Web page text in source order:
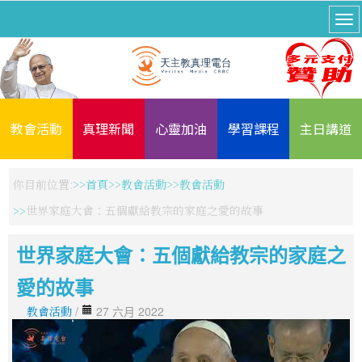
教會活動 真理新聞 心靈加油 學習課程 主日講道
你目前位置: 首頁 教會活動
教會活動
世界家庭大會：五個獻給教宗的家庭之愛的故事
世界家庭大會：五個獻給教宗的家庭之
愛的故事
教會活動 / 27 六月 2022